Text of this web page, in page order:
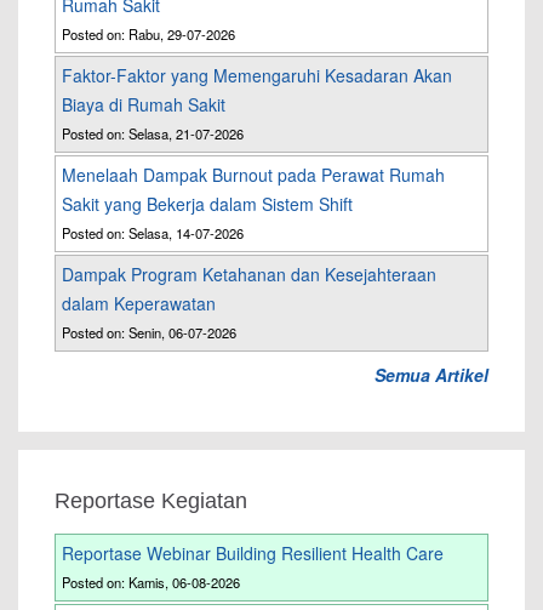
Rumah Sakit
Posted on: Rabu, 29-07-2026
Faktor-Faktor yang Memengaruhi Kesadaran Akan
Biaya di Rumah Sakit
Posted on: Selasa, 21-07-2026
Menelaah Dampak Burnout pada Perawat Rumah
Sakit yang Bekerja dalam Sistem Shift
Posted on: Selasa, 14-07-2026
Dampak Program Ketahanan dan Kesejahteraan
dalam Keperawatan
Posted on: Senin, 06-07-2026
Semua Artikel
Reportase Kegiatan
Reportase Webinar Building Resilient Health Care
Posted on: Kamis, 06-08-2026